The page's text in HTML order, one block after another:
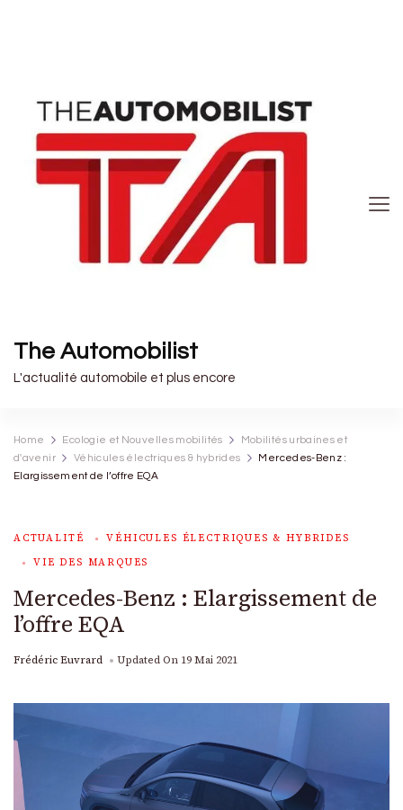
The Automobilist
L'actualité automobile et plus encore
Home Ecologie et Nouvelles mobilités
Mobilités urbaines et
d'avenir
Véhicules électriques & hybrides
Mercedes-Benz :
Elargissement de l’offre EQA
ACTUALITÉ
VÉHICULES ÉLECTRIQUES & HYBRIDES
VIE DES MARQUES
Mercedes-Benz : Elargissement de
l’offre EQA
Frédéric Euvrard Updated On 19 Mai 2021